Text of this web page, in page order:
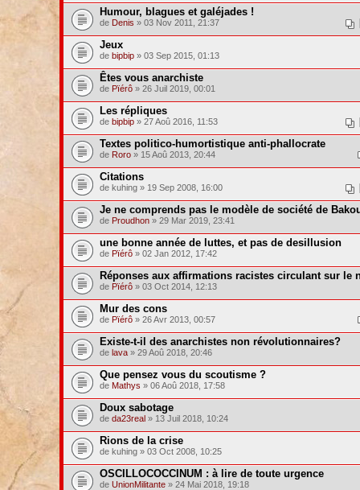
Humour, blagues et galéjades !
de Denis » 03 Nov 2011, 21:37
Jeux
de bipbip» 03 Sep 2015, 01:13
Êtes vous anarchiste
de Pïérô» 26 Juil 2019, 00:01
Les répliques
de bipbip» 27 Aoû 2016, 11:53
Textes politico-humortistique anti-phallocrate
de Roro» 15 Aoû 2013, 20:44
Citations
de kuhing » 19 Sep 2008, 16:00
Je ne comprends pas le modèle de société de
de Proudhon» 29 Mar 2019, 23:41
une bonne année de luttes, et pas de desillusion
de Pïérô» 02 Jan 2012, 17:42
Réponses aux affirmations racistes circulant sur le
de Pïérô» 03 Oct 2014, 12:13
Mur des cons
de Pïérô» 26 Avr 2013, 00:57
Existe-t-il des anarchistes non révolutionnaires?
de lava» 29 Aoû 2018, 20:46
Que pensez vous du scoutisme ?
de Mathys » 06 Aoû 2018, 17:58
Doux sabotage
de da23real» 13 Juil 2018, 10:24
Rions de la crise
de kuhing » 03 Oct 2008, 10:25
OSCILLOCOCCINUM : à lire de toute urgence
de UnionMilitante» 24 Mai 2018, 19:18